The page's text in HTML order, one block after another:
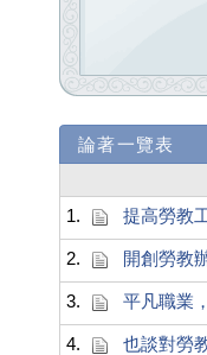
論著一覽表
1.
提高勞教
2. 開創勞教
3. 平凡職業
4. 也談對勞